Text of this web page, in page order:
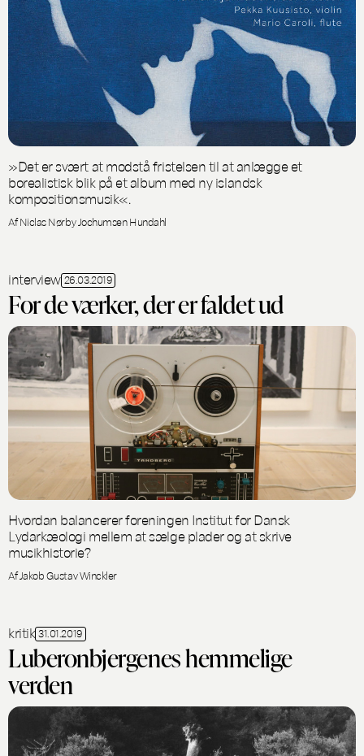
»Det er svært at modstå fristelsen til at anlægge et
borealistisk blik på et album med ny islandsk
kompositionsmusik«.
Af Niclas Nørby Jochumsen Hundahl
interview 26.03.2019
For de værker, der er faldet ud
Hvordan balancerer foreningen Institut for Dansk
Lydarkæologi mellem at sælge plader og at skrive
musikhistorie?
Af Jakob Gustav Winckler
kritik 31.01.2019
Luberonbjergenes hemmelige
verden